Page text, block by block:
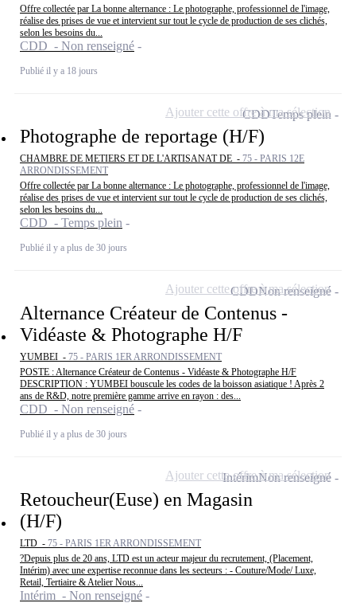
Offre collectée par La bonne alternance : Le photographe, professionnel de l'image,
réalise des prises de vue et intervient sur tout le cycle de production de ses clichés,
selon les besoins du...
CDD - Non renseigné
Publié il y a 18 jours
Photographe de reportage (H/F)
CHAMBRE DE METIERS ET DE L'ARTISANAT DE - 75 - PARIS 12E
ARRONDISSEMENT
Offre collectée par La bonne alternance : Le photographe, professionnel de l'image,
réalise des prises de vue et intervient sur tout le cycle de production de ses clichés,
selon les besoins du...
CDD - Temps plein
Publié il y a plus de 30 jours
CDDTemps plein
Ajouter cette offre à ma sélection
Alternance Créateur de Contenus -
Vidéaste & Photographe H/F
YUMBEI - 75 - PARIS 1ER ARRONDISSEMENT
POSTE : Alternance Créateur de Contenus - Vidéaste & Photographe H/F
DESCRIPTION : YUMBEI bouscule les codes de la boisson asiatique ! Après 2
ans de R&D, notre première gamme arrive en rayon : des...
CDD - Non renseigné
Publié il y a plus de 30 jours
CDDNon renseigné
Ajouter cette offre à ma sélection
Retoucheur(Euse) en Magasin
(H/F)
LTD - 75 - PARIS 1ER ARRONDISSEMENT
?Depuis plus de 20 ans, LTD est un acteur majeur du recrutement, (Placement,
Intérim) avec une expertise reconnue dans les secteurs : - Couture/Mode/ Luxe,
Retail, Tertiaire & Atelier Nous...
Intérim - Non renseigné
IntérimNon renseigné
Ajouter cette offre à ma sélection